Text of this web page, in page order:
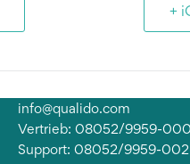
+
info@qualido.com
Vertrieb: 08052/9959-000
Support: 08052/9959-002